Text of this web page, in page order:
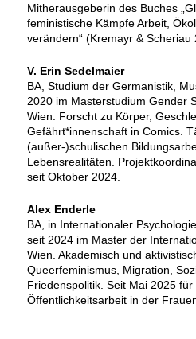
Mitherausgeberin des Buches
feministische Kämpfe Arbeit,
verändern“ (Kremayr & Scheriau
V. Erin Sedelmaier
BA, Studium der Germanistik,
2020 im Masterstudium Gender
Wien. Forscht zu Körper,
Gefährt*innenschaft in Comics.
(außer-)schulischen
Lebensrealitäten.
seit Oktober 2024.
Alex Enderle
BA, in Internationaler
seit 2024 im Master der
Wien. Akademisch und
Queerfeminismus, Migration,
Friedenspolitik. Seit Mai 2025
Öffentlichkeitsarbeit in der